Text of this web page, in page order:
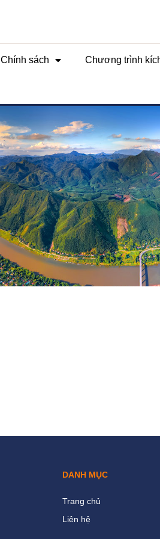
Chính sách Chương trình
DANH MỤC
Trang chủ
Liên hệ